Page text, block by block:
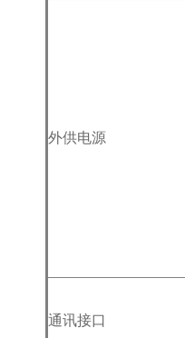
外供电源
通讯接口